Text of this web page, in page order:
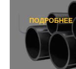
ПОДРОБНЕЕ